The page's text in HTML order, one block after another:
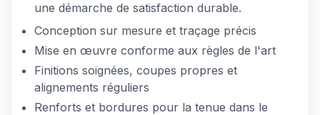
une démarche de satisfaction durable.
Conception sur mesure et traçage précis
Mise en œuvre conforme aux règles de l'art
Finitions soignées, coupes propres et
alignements réguliers
Renforts et bordures pour la tenue dans le